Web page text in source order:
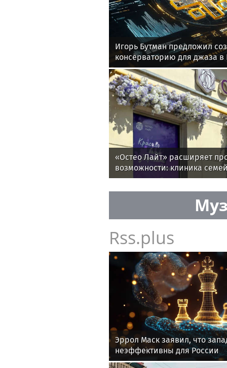
Игорь Бутман предложил
консерваторию для джаза в
«Остео Лайт» расширяет
возможности: клиника
переезжает в новый
Rss.plus
Эррол Маск заявил, что
неэффективны для России